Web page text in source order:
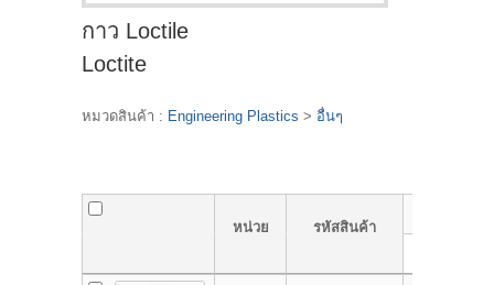
กาว Loctile
Loctite
หมวดสินค้า : Engineering Plastics > อื่นๆ
หน่วย รหัสสินค้า